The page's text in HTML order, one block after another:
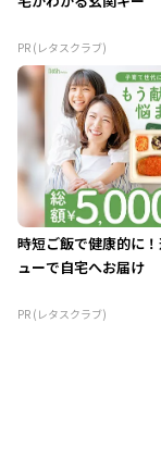
PR (レタスクラブ)
時短ご飯で健康的に
ューで自宅へお届け
PR (レタスクラブ)